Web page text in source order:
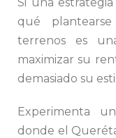
Si una
qué
terrenos es
maximizar su
demasiado su
Experimenta
donde el